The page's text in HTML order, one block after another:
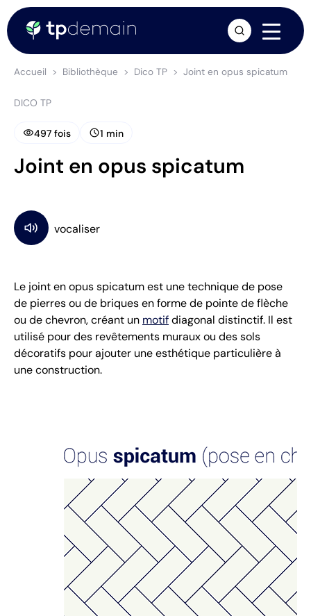
Accueil Bibliothèque Dico TP Joint en opus spicatum
DICO TP
visibility497 fois schedule1 min
Joint en opus spicatum
Le joint en opus spicatum est une technique de pose
de pierres ou de briques en forme de pointe de flèche
ou de chevron, créant un motifdiagonal distinctif. Il est
utilisé pour des revêtements muraux ou des sols
décoratifs pour ajouter une esthétique particulière à
une construction.
arrow_forward